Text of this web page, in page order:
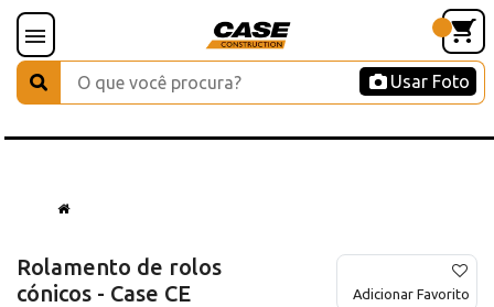
Usar Foto
Rolamento de rolos
cónicos - Case CE
Adicionar Favorito